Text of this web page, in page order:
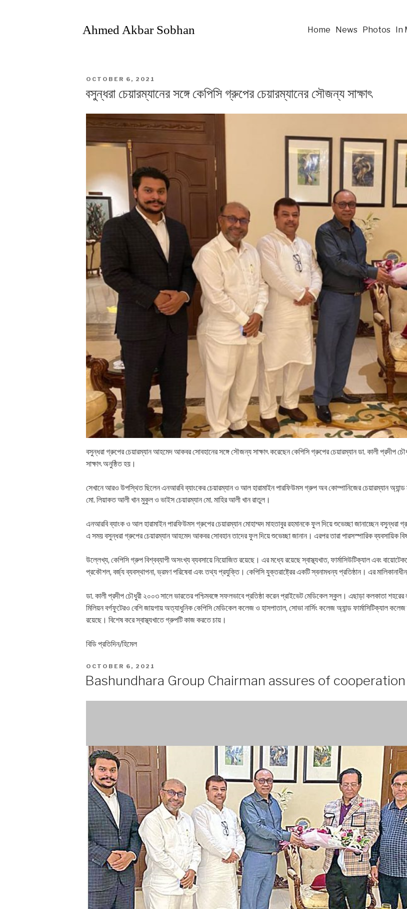
Ahmed Akbar Sobhan Home News Photos In
POSTED
OCTOBER 6, 2021
বসুন্ধরা চেয়ারম্যানের সঙ্গে কেপিসি গ্রুপের চেয়ারম্যানের সৌজন্য সাক্ষাৎ
বসুন্ধরা গ্রুপের চেয়ারম্যান আহমেদ আকবর সোবহানের সঙ্গে সৌজন্য সাক্ষাৎ করেছেন কেপিসি গ্রুপের চেয়ারম্যান ডা. কালী প্রদীপ
সাক্ষাৎ অনুষ্ঠিত হয়।
সেখানে আরও উপস্থিত ছিলেন এনআরবি ব্যাংকের চেয়ারম্যান ও আল হারামাইন পারফিউমস গ্রুপ অব কোম্পানিজের চেয়ারম্যান অ্যান্ড
মো. লিয়াকত আলী খান মুকুল ও ভাইস চেয়ারম্যান মো. মাহির আলী খান রাতুল।
এনআরবি ব্যাংক ও আল হারামাইন পারফিউমস গ্রুপের চেয়ারম্যান মোহাম্মদ মাহতাবুর রহমানকে ফুল দিয়ে শুভেচ্ছা জানাচ্ছেন
এ সময় বসুন্ধরা গ্রুপের চেয়ারম্যান আহমেদ আকবর সোবহান তাদের ফুল দিয়ে শুভেচ্ছা জানান। এরপর তারা পারসস্পারিক ব্যবসায়িক
উল্লেখ্য, কেপিসি গ্রুপ বিশ্বব্যাপী অসংখ্য ব্যবসায়ে নিয়োজিত রয়েছে। এর মধ্যে রয়েছে স্বাস্থ্যখাত, ফার্মাসিউটিক্যাল এবং
প্রকৌশল, বর্জ্য ব্যবস্থাপনা, ভ্রমণ পরিষেবা এবং তথ্য প্রযুক্তি। কেপিসি যুক্তরাষ্ট্রের একটি স্বনামধন্য প্রতিষ্ঠান। এর
ডা. কালী প্রদীপ চৌধুরী ২০০৩ সালে ভারতের পশ্চিমবঙ্গে সফলভাবে প্রতিষ্ঠা করেন প্রাইভেট মেডিকেল স্কুল। এছাড়া কলকাতা শহরের
মিলিয়ন বর্গফুটেরও বেশি জায়গায় অত্যাধুনিক কেপিসি মেডিকেল কলেজ ও হাসপাতাল, সোভা নার্সিং কলেজ অ্যান্ড ফার্মাসিটিক্যাল কলেজ
রয়েছে। বিশেষ করে স্বাস্থ্যখাতে গ্রুপটি কাজ করতে চায়।
বিডি প্রতিদিন/হিমেল
POSTED
ON
OCTOBER 6, 2021
Bashundhara Group Chairman assures of